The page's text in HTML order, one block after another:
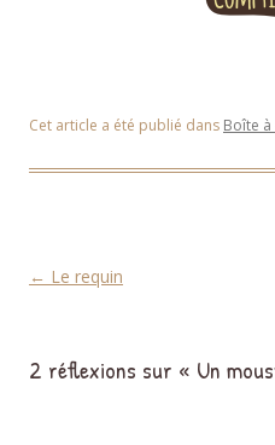
Cet article a été publié dans Boîte
Navigation des articles
← Le requin
2 réflexions sur « Un